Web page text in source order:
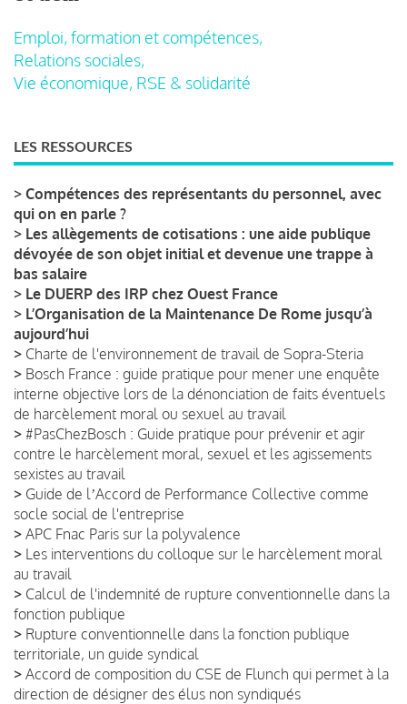
Emploi, formation et compétences,
Relations sociales,
Vie économique, RSE & solidarité
LES RESSOURCES
> Compétences des représentants du personnel, avec
qui on en parle ?
> Les allègements de cotisations : une aide publique
dévoyée de son objet initial et devenue une trappe à
bas salaire
> Le DUERP des IRP chez Ouest France
> L’Organisation de la Maintenance De Rome jusqu’à
aujourd’hui
> Charte de l'environnement de travail de Sopra-Steria
> Bosch France : guide pratique pour mener une enquête
interne objective lors de la dénonciation de faits éventuels
de harcèlement moral ou sexuel au travail
> #PasChezBosch : Guide pratique pour prévenir et agir
contre le harcèlement moral, sexuel et les agissements
sexistes au travail
> Guide de lʼAccord de Performance Collective comme
socle social de l'entreprise
> APC Fnac Paris sur la polyvalence
> Les interventions du colloque sur le harcèlement moral
au travail
> Calcul de l'indemnité de rupture conventionnelle dans la
fonction publique
> Rupture conventionnelle dans la fonction publique
territoriale, un guide syndical
> Accord de composition du CSE de Flunch qui permet à la
direction de désigner des élus non syndiqués